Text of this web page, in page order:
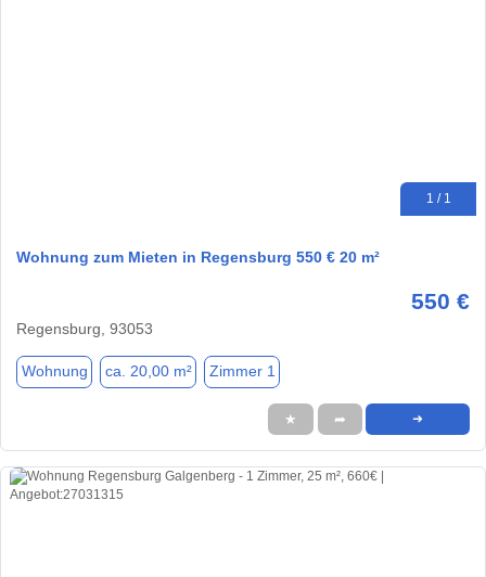
1 / 1
Wohnung zum Mieten in Regensburg 550 € 20 m²
550 €
Regensburg, 93053
Wohnung ca. 20,00 m² Zimmer 1
★ ➦ ➜